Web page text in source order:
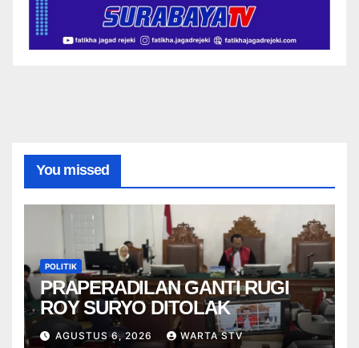
You missed
POLITIK
PRAPERADILAN GANTI RUGI
ROY SURYO DITOLAK
AGUSTUS 6, 2026 WARTA STV